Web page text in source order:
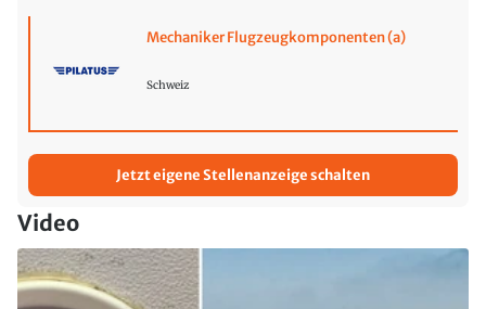
Mechaniker Flugzeugkomponenten (a)
Schweiz
Jetzt eigene Stellenanzeige schalten
Video